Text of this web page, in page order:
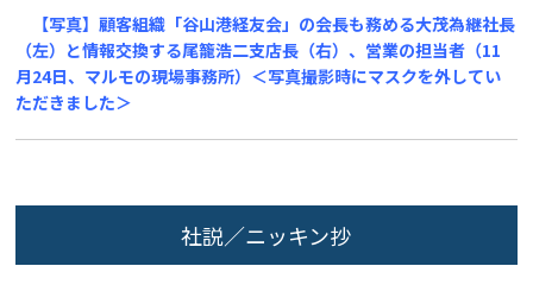
【写真】顧客組織「谷山港経友会」の会長も務める大茂為継社長
（左）と情報交換する尾籠浩二支店長（右）、営業の担当者（11
月24日、マルモの現場事務所）＜写真撮影時にマスクを外してい
ただきました＞
社説／ニッキン抄